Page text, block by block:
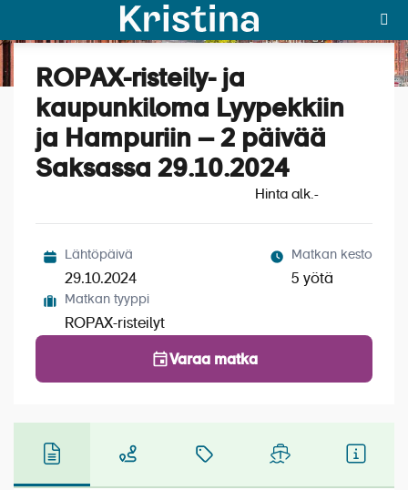
MAJAKKA-portaali
Yksin matkalle?
OTA YHTEYTTÄ
Kohteet
Matkatyypit
Matkakalenteri
Hyvä tietää
Katso kuvat (5)
ROPAX-risteily- ja
kaupunkiloma Lyypekkiin
ja Hampuriin – 2 päivää
Saksassa 29.10.2024
Hinta alk.-
Lähtöpäivä
29.10.2024
Matkan kesto
5 yötä
Matkan tyyppi
ROPAX-risteilyt
Varaa matka